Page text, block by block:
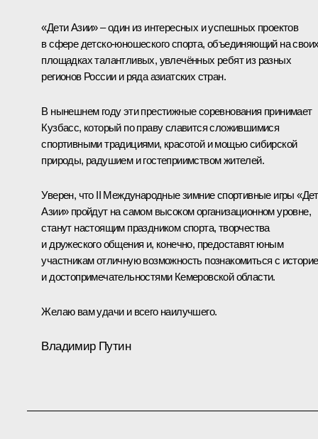
«Дети Азии» – один из интересных и успешных проектов
в сфере детско-юношеского спорта, объединяющий на
площадках талантливых, увлечённых ребят из разных
регионов России и ряда азиатских стран.
В нынешнем году эти престижные соревнования принимает
Кузбасс, который по праву славится сложившимися
спортивными традициями, красотой и мощью сибирской
природы, радушием и гостеприимством жителей.
Уверен, что II Международные зимние спортивные игры
Азии» пройдут на самом высоком организационном уровне,
станут настоящим праздником спорта, творчества
и дружеского общения и, конечно, предоставят юным
участникам отличную возможность познакомиться с
и достопримечательностями Кемеровской области.
Желаю вам удачи и всего наилучшего.
Владимир Путин